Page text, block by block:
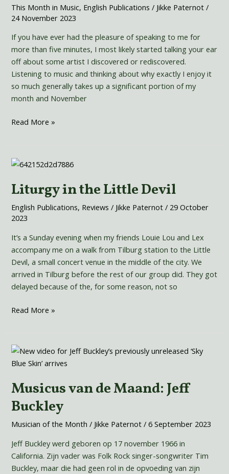
This Month in Music, English Publications / Jikke Paternot/
24 November 2023
If you have ever had the pleasure of speaking to me for
more than five minutes, I most likely started talking your ear
off about some artist I discovered or rediscovered.
Listening to music and thinking about why exactly I enjoy it
so much generally takes up a significant portion of my
month and November
Read More »
Liturgy in the Little Devil
English Publications, Reviews / Jikke Paternot/ 29 October
2023
It’s a Sunday evening when my friends Louie Lou and Lex
accompany me on a walk from Tilburg station to the Little
Devil, a small concert venue in the middle of the city. We
arrived in Tilburg before the rest of our group did. They got
delayed because of the, for some reason, not so
Liturgy
the
Devil
Read More »
Musicus van de Maand: Jeff
Buckley
Musician of the Month / Jikke Paternot/6 September 2023
Jeff Buckley werd geboren op 17 november 1966 in
California. Zijn vader was Folk Rock singer-songwriter Tim
Buckley, maar die had geen rol in de opvoeding van zijn
Musicus
van
Maand:
Jeff
Buckley